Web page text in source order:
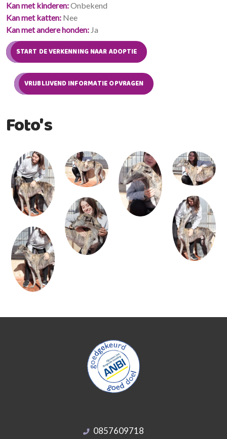
Kan met kinderen Onbekend
Kan met katten Nee
Kan met andere honden Ja
START DE VERKENNING NAAR ADOPTIE
VRIJBLIJVEND INFORMATIE OPVRAGEN
Foto's
0857609718